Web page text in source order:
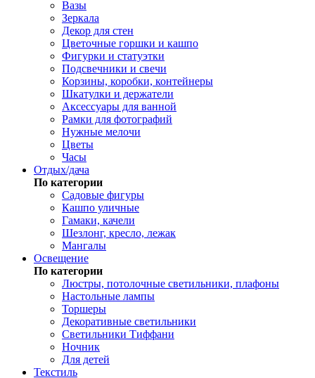
Вазы
Зеркала
Декор для стен
Цветочные горшки и кашпо
Фигурки и статуэтки
Подсвечники и свечи
Корзины, коробки, контейнеры
Шкатулки и держатели
Аксессуары для ванной
Рамки для фотографий
Нужные мелочи
Цветы
Часы
Отдых/дача
По категории
Садовые фигуры
Кашпо уличные
Гамаки, качели
Шезлонг, кресло, лежак
Мангалы
Освещение
По категории
Люстры, потолочные светильники, плафоны
Настольные лампы
Торшеры
Декоративные светильники
Светильники Тиффани
Ночник
Для детей
Текстиль